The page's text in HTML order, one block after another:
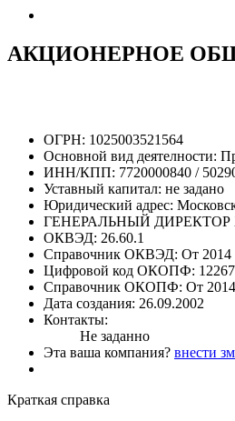
АКЦИОНЕРНОЕ
ОГРН: 1025003521564
Основной вид деятелности:
ИНН/КПП: 7720000840 /
Уставный капитал: не задано
Юридический адрес:
ГЕНЕРАЛЬНЫЙ ДИРЕКТОР
ОКВЭД: 26.60.1
Справочник ОКВЭД: От 2014
Цифровой код ОКОПФ: 12267
Справочник ОКОПФ: От 2014
Дата создания: 26.09.2002
Контакты:
Не заданно
Эта ваша компания? внести
Краткая справка